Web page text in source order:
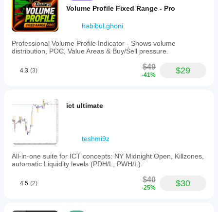
Volume Profile Fixed Range - Pro
habibul.ghoni
Professional Volume Profile Indicator - Shows volume
distribution, POC, Value Areas & Buy/Sell pressure.
4.3 (3) $49
-41% $29
ict ultimate
teshmi9z
All-in-one suite for ICT concepts: NY Midnight Open, Killzones,
automatic Liquidity levels (PDH/L, PWH/L).
4.5 (2) $40
-25% $30